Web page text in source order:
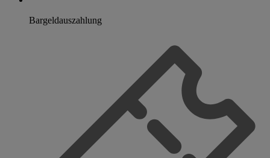
Bargeldauszahlung